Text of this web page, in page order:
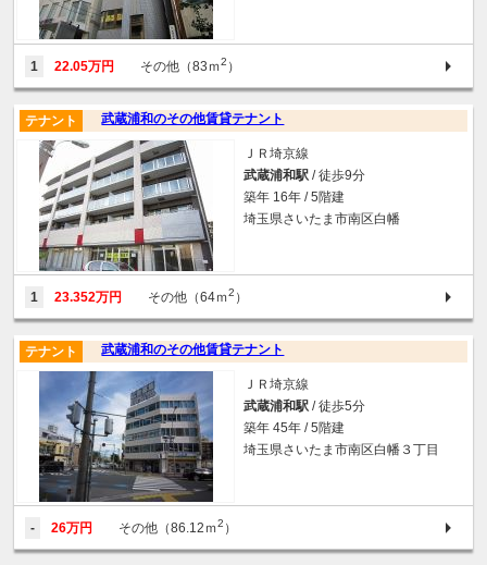
1 22.05万円 その他（83ｍ2 ）
武蔵浦和のその他賃貸テナント
テナント
ＪＲ埼京線
武蔵浦和駅 / 徒歩9分
築年 16年 / 5階建
埼玉県さいたま市南区白幡
1 23.352万円 その他（64ｍ2 ）
武蔵浦和のその他賃貸テナント
テナント
ＪＲ埼京線
武蔵浦和駅 / 徒歩5分
築年 45年 / 5階建
埼玉県さいたま市南区白幡３丁目
- 26万円 その他（86.12ｍ2 ）